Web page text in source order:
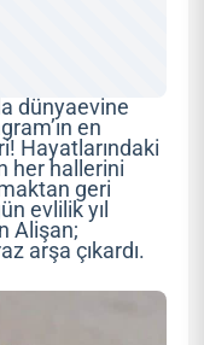
dünyaevine
en
Hayatlarındaki
her hallerini
geri
evlilik yıl
Alişan;
arşa çıkardı.